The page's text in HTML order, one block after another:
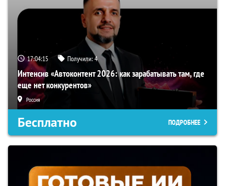
17:04:14 Получили:4
Интенсив «Автоконтент 2026: как зарабатывать там, где
еще нет конкурентов»
Россия
Бесплатно ПОДРОБНЕЕ